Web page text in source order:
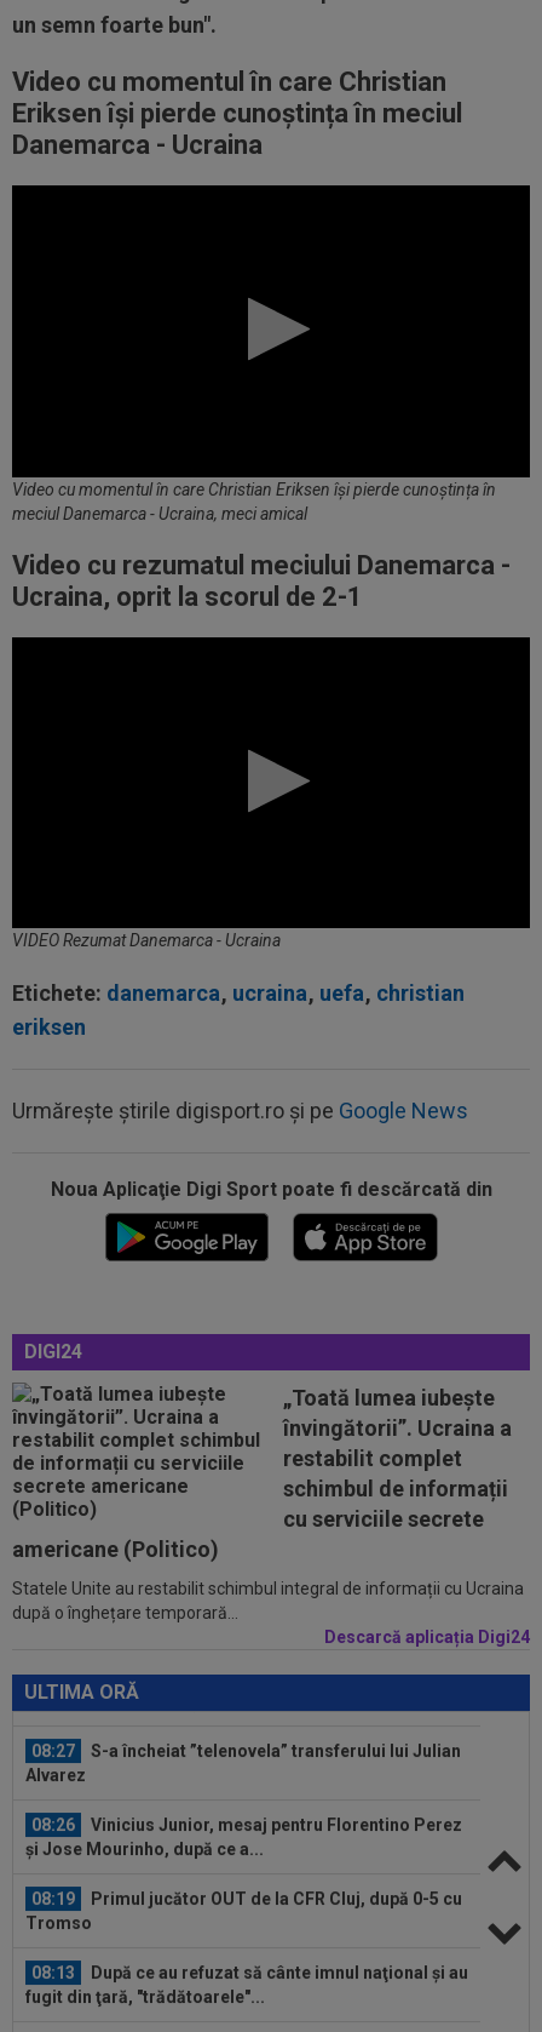
un semn foarte bun".
Video cu momentul în care Christian
Eriksen își pierde cunoștința în meciul
Danemarca - Ucraina
Video cu momentul în care Christian Eriksen își pierde cunoștința în
meciul Danemarca - Ucraina, meci amical
Video cu rezumatul meciului Danemarca -
Ucraina, oprit la scorul de 2-1
VIDEO Rezumat Danemarca - Ucraina
Etichete: danemarca, ucraina, uefa, christian
eriksen
Urmărește știrile digisport.ro și pe Google News
Noua Aplicaţie Digi Sport poate fi descărcată din
DIGI24
„Toată lumea iubește
învingătorii”. Ucraina a
restabilit complet
schimbul de informații
cu serviciile secrete
americane (Politico)
Statele Unite au restabilit schimbul integral de informații cu Ucraina
după o înghețare temporară...
Descarcă aplicația Digi24
ULTIMA ORĂ
Vinicius Junior, mesaj pentru Florentino Perez
și Jose Mourinho, după ce a...
08:13
După ce au refuzat să cânte imnul naţional şi au
fugit din ţară, "trădătoarele"...
07:55
Gata: Rodri și-a dat acordul pentru transfer!
Agentul său a ”rupt” tăcerea
08:58 Fără milă: 6-1 și sunt ca și calificați în play-off
08:47 VIDEO EXCLUSIV
Dan Nistor a spus cum se
menține în formă, la 38 de ani: ”Sunt de la țară!”
Digi Sport 1. Se anunță un...
08:27
Alvarez
08:26
și Jose Mourinho, după ce a...
08:19
Tromso
08:13
fugit din ţară, "trădătoarele"...